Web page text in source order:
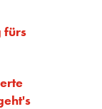
fürs